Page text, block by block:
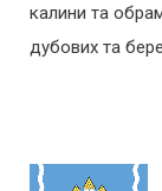
калини та
дубових та